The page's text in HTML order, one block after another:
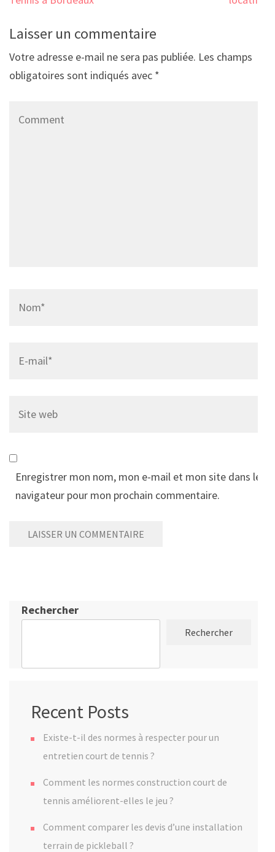
Laisser un commentaire
Votre adresse e-mail ne sera pas publiée. Les champs
obligatoires sont indiqués avec *
web
Enregistrer mon nom, mon e-mail et mon site dans le
navigateur pour mon prochain commentaire.
Rechercher
Rechercher
Recent Posts
Existe-t-il des normes à respecter pour un
entretien court de tennis ?
Comment les normes construction court de
tennis améliorent-elles le jeu ?
Comment comparer les devis d’une installation
terrain de pickleball ?